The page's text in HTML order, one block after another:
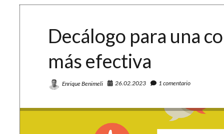
Decálogo para una
más efectiva
Enrique Benimeli 26.02.2023 1 comentario